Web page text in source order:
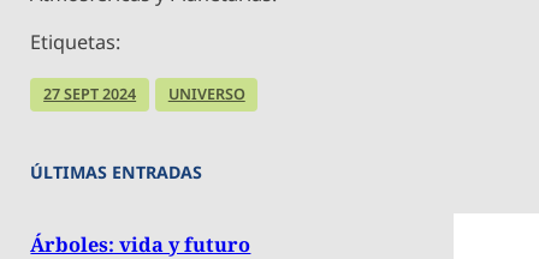
Etiquetas:
27 SEPT 2024 UNIVERSO
ÚLTIMAS ENTRADAS
Árboles: vida y futuro